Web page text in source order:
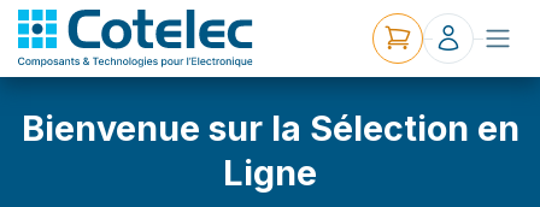
Bienvenue sur la Sélection en
Ligne